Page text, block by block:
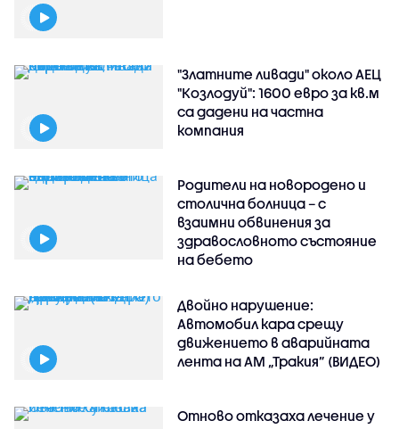
"Златните ливади" около АЕЦ
"Козлодуй": 1600 евро за кв.м
са дадени на частна
компания
Родители на новородено и
столична болница – с
взаимни обвинения за
здравословното състояние
на бебето
Двойно нарушение:
Автомобил кара срещу
движението в аварийната
лента на АМ „Тракия” (ВИДЕО)
Отново отказаха лечение у